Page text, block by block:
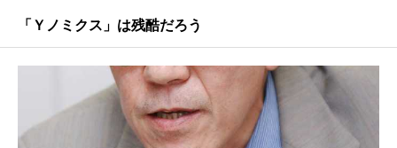
「Ｙノミクス」は残酷だろう